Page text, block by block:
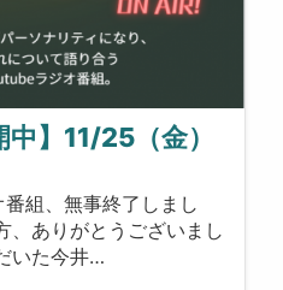
中】11/25（金）
組、無事終了しまし
、ありがとうございまし
いた今井…